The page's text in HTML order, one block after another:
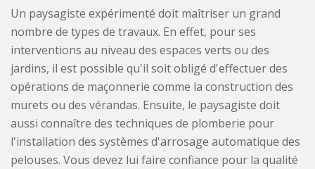
Un paysagiste expérimenté doit maîtriser un grand
nombre de types de travaux. En effet, pour ses
interventions au niveau des espaces verts ou des
jardins, il est possible qu'il soit obligé d'effectuer des
opérations de maçonnerie comme la construction des
murets ou des vérandas. Ensuite, le paysagiste doit
aussi connaître des techniques de plomberie pour
l'installation des systèmes d'arrosage automatique des
pelouses. Vous devez lui faire confiance pour la qualité